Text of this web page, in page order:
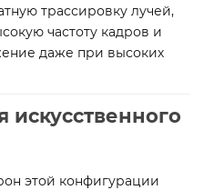
трассировку лучей,
частоту кадров и
даже при высоких
этой конфигурации